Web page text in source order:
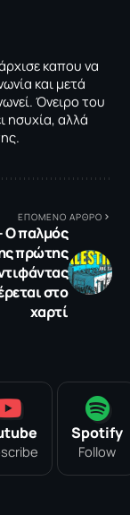
καπου να
και μετά
Όνειρο του
ησυχία, αλλά
ΕΠΟΜΕΝΟ ΑΡΘΡΟ
O παλμός
πρώτης
στο
χαρτί
Spotify
Follow